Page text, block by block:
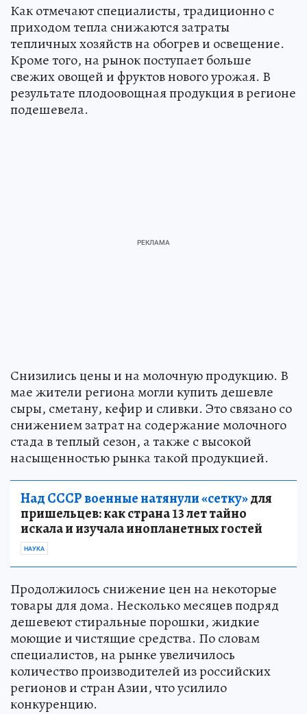
Как отмечают специалисты, традиционно с
приходом тепла снижаются затраты
тепличных хозяйств на обогрев и освещение.
Кроме того, на рынок поступает больше
свежих овощей и фруктов нового урожая. В
результате плодоовощная продукция в регионе
подешевела.
Снизились цены и на молочную продукцию. В
мае жители региона могли купить дешевле
сыры, сметану, кефир и сливки. Это связано со
снижением затрат на содержание молочного
стада в теплый сезон, а также с высокой
насыщенностью рынка такой продукцией.
Над СССР военные натянули «сетку»для
пришельцев: как страна 13 лет тайно
искала и изучала инопланетных гостей
НАУКА
Продолжилось снижение цен на некоторые
товары для дома. Несколько месяцев подряд
дешевеют стиральные порошки, жидкие
моющие и чистящие средства. По словам
специалистов, на рынке увеличилось
количество производителей из российских
регионов и стран Азии, что усилило
конкуренцию.